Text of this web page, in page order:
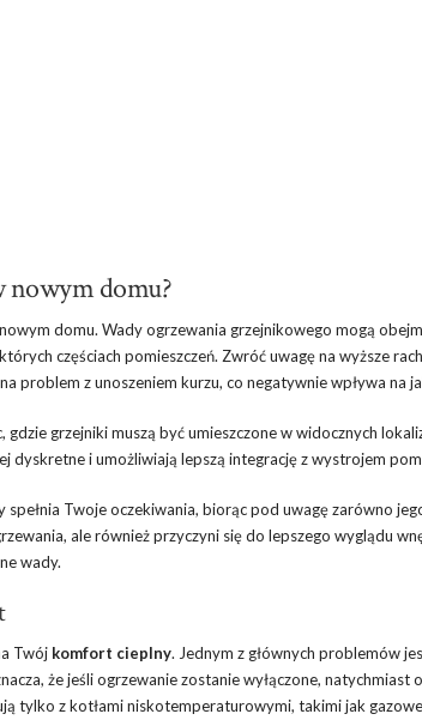
nowym domu?
domu. Wady ogrzewania grzejnikowego mogą
częściach pomieszczeń. Zwróć uwagę na wyższe
problem z unoszeniem kurzu, co negatywnie wpływa na
grzejniki muszą być umieszczone w widocznych
i umożliwiają lepszą integrację z wystrojem
Twoje oczekiwania, biorąc pod uwagę zarówno
ale również przyczyni się do lepszego wyglądu
wady.
Twój komfort cieplny. Jednym z głównych problemów
że jeśli ogrzewanie zostanie wyłączone, natychmiast
tylko z kotłami niskotemperaturowymi, takimi jak